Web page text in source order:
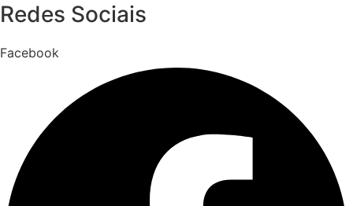
Redes Sociais
Facebook